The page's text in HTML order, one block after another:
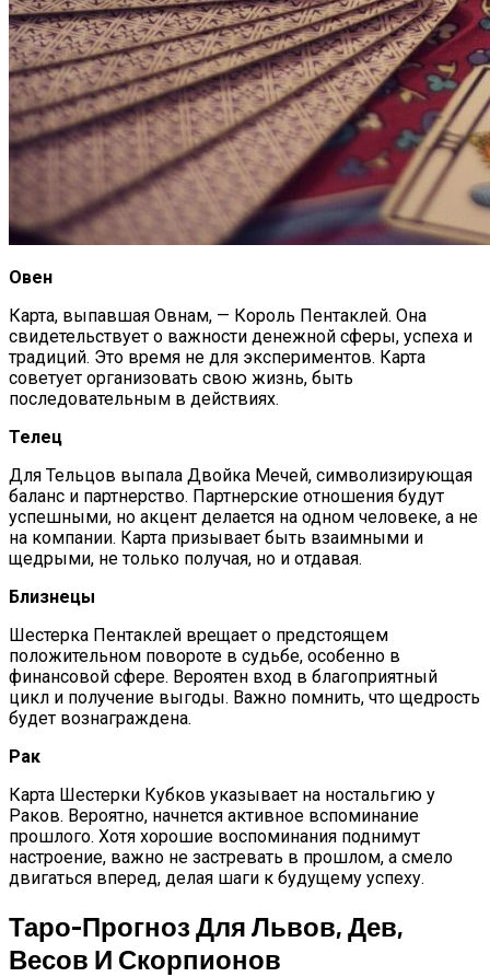
Покойника, И Как Живому Откупиться
От Мертвого
Овен
Карта, выпавшая Овнам, — Король Пентаклей. Она
свидетельствует о важности денежной сферы, успеха и
традиций. Это время не для экспериментов. Карта
советует организовать свою жизнь, быть
последовательным в действиях.
Телец
Для Тельцов выпала Двойка Мечей, символизирующая
баланс и партнерство. Партнерские отношения будут
успешными, но акцент делается на одном человеке, а не
на компании. Карта призывает быть взаимными и
щедрыми, не только получая, но и отдавая.
Близнецы
Шестерка Пентаклей врещает о предстоящем
положительном повороте в судьбе, особенно в
финансовой сфере. Вероятен вход в благоприятный
цикл и получение выгоды. Важно помнить, что щедрость
будет вознаграждена.
Рак
Карта Шестерки Кубков указывает на ностальгию у
Раков. Вероятно, начнется активное вспоминание
прошлого. Хотя хорошие воспоминания поднимут
настроение, важно не застревать в прошлом, а смело
двигаться вперед, делая шаги к будущему успеху.
Таро-Прогноз Для Львов, Дев,
Весов И Скорпионов